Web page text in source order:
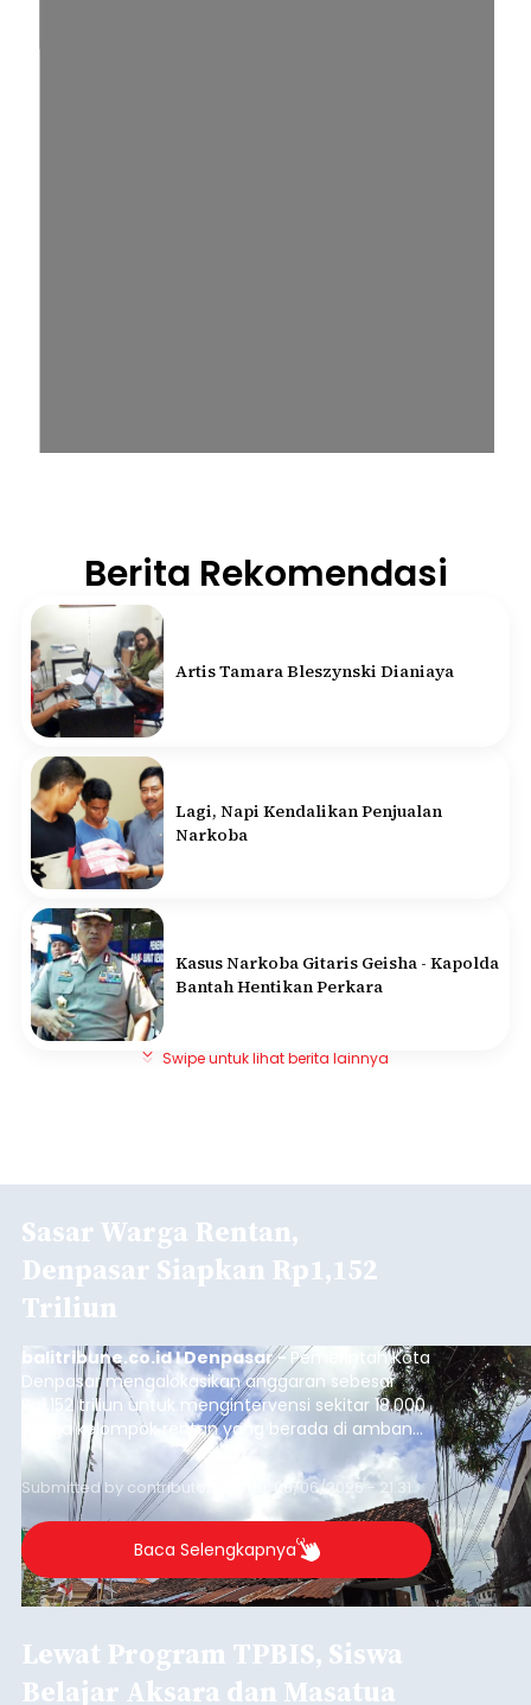
Berita Rekomendasi
Artis Tamara Bleszynski Dianiaya
Lagi, Napi Kendalikan Penjualan
Narkoba
Kasus Narkoba Gitaris Geisha - Kapolda
Bantah Hentikan Perkara
Swipe untuk lihat berita lainnya
Sasar Warga Rentan,
Denpasar Siapkan Rp1,152
Triliun
balitribune.co.id I Denpasar - Pemerintah Kota
Denpasar mengalokasikan anggaran sebesar
Rp1,152 triliun untuk mengintervensi sekitar 18.000
warga kelompok rentan yang berada di ambang
garis kemiskinan. Langkah strategis ini diambil
guna menjaga masyarakat yang berada pada
kelompok desil 5 dan 6 tersebut agar tidak
merosot ke kategori miskin.
Submitted by contributor Thu, 08/06/2026 - 21:31
Baca Selengkapnya
Lewat Program TPBIS, Siswa
Belajar Aksara dan Masatua